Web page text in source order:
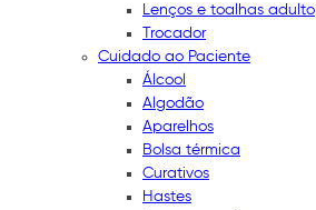
Lenços e toalhas adulto
Trocador
Cuidado ao Paciente
Álcool
Algodão
Aparelhos
Bolsa térmica
Curativos
Hastes